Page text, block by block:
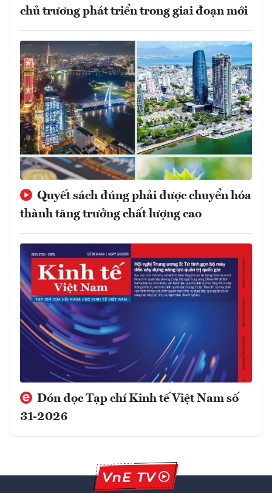
chủ trương phát triển trong giai đoạn mới
Quyết sách đúng phải được chuyển hóa
thành tăng trưởng chất lượng cao
Đón đọc Tạp chí Kinh tế Việt Nam số
31-2026